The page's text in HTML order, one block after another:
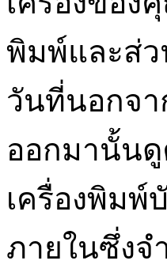
พิมพ์และส่ว
วันที่นอกจ
ออกมานั้น
เครื่องพิมพ์
ภายในซึ่งจ